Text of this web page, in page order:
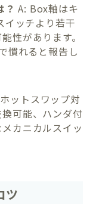
？ A: Box軸はキ
イッチより若干
性があります。
慣れると報告し
ットスワップ対
可能、ハンダ付
カニカルスイッ
ツ